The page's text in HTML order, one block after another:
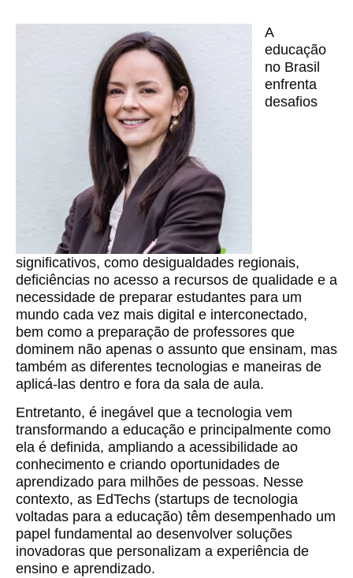
A
educação
no Brasil
enfrenta
desafios
significativos, como desigualdades regionais,
deficiências no acesso a recursos de qualidade e a
necessidade de preparar estudantes para um
mundo cada vez mais digital e interconectado,
bem como a preparação de professores que
dominem não apenas o assunto que ensinam, mas
também as diferentes tecnologias e maneiras de
aplicá-las dentro e fora da sala de aula.
Entretanto, é inegável que a tecnologia vem
transformando a educação e principalmente como
ela é definida, ampliando a acessibilidade ao
conhecimento e criando oportunidades de
aprendizado para milhões de pessoas. Nesse
contexto, as EdTechs (startups de tecnologia
voltadas para a educação) têm desempenhado um
papel fundamental ao desenvolver soluções
inovadoras que personalizam a experiência de
ensino e aprendizado.